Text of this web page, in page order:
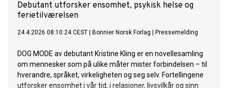
Debutant utforsker ensomhet, psykisk helse og
ferietilværelsen
24.4.2026 08:10:24 CEST Bonnier Norsk Forlag Pressemelding
DOG MODE av debutant Kristine Kling er en novellesamling
om mennesker som på ulike måter mister forbindelsen – til
hverandre, språket, virkeligheten og seg selv. Fortellingene
utforsker ensomhet i vår tid, i relasjoner, livsvilkår og sinn